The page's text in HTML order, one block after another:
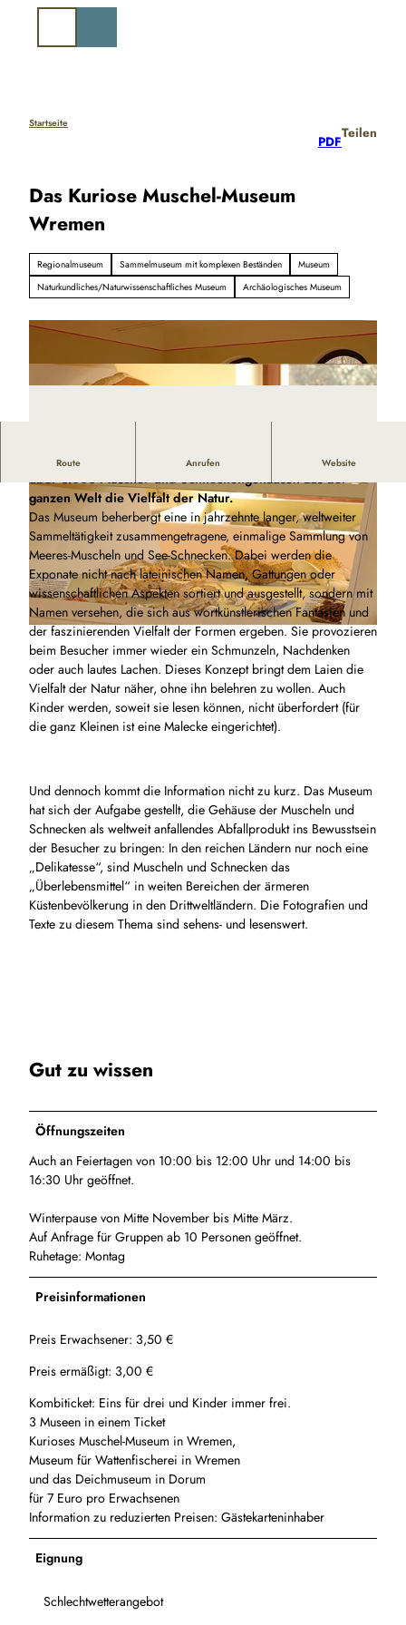
Startseite
PDF
Teilen
Das Kuriose Muschel-Museum
Wremen
Regionalmuseum Sammelmuseum mit komplexen Beständen
Museum
Naturkundliches/Naturwissenschaftliches Museum
Archäologisches Museum
© Mona Berstermann, Jan-Hinrik Dircksen
© Mona Berstermann, Jan-Hinrik Dircksen
Route Anrufen Website
Das Kuriose Muschel-Museum Wremen zeigt anhand von
über 3.000 Muschel- und Schneckengehäusen aus der
ganzen Welt die Vielfalt der Natur.
Das Museum beherbergt eine in jahrzehnte langer, weltweiter
Sammeltätigkeit zusammengetragene, einmalige Sammlung von
Meeres-Muscheln und See-Schnecken. Dabei werden die
Exponate nicht nach lateinischen Namen, Gattungen oder
wissenschaftlichen Aspekten sortiert und ausgestellt, sondern mit
Namen versehen, die sich aus wortkünstlerischen Fantasien und
der faszinierenden Vielfalt der Formen ergeben. Sie provozieren
beim Besucher immer wieder ein Schmunzeln, Nachdenken
oder auch lautes Lachen. Dieses Konzept bringt dem Laien die
Vielfalt der Natur näher, ohne ihn belehren zu wollen. Auch
Kinder werden, soweit sie lesen können, nicht überfordert (für
die ganz Kleinen ist eine Malecke eingerichtet).
Und dennoch kommt die Information nicht zu kurz. Das Museum
hat sich der Aufgabe gestellt, die Gehäuse der Muscheln und
Schnecken als weltweit anfallendes Abfallprodukt ins Bewusstsein
der Besucher zu bringen: In den reichen Ländern nur noch eine
„Delikatesse“, sind Muscheln und Schnecken das
„Überlebensmittel“ in weiten Bereichen der ärmeren
Küstenbevölkerung in den Drittweltländern. Die Fotografien und
Texte zu diesem Thema sind sehens- und lesenswert.
Gut zu wissen
Öffnungszeiten
Auch an Feiertagen von 10:00 bis 12:00 Uhr und 14:00 bis
16:30 Uhr geöffnet.
Winterpause von Mitte November bis Mitte März.
Auf Anfrage für Gruppen ab 10 Personen geöffnet.
Ruhetage: Montag
Preisinformationen
Preis Erwachsener: 3,50 €
Preis ermäßigt: 3,00 €
Kombiticket: Eins für drei und Kinder immer frei.
3 Museen in einem Ticket
Kurioses Muschel-Museum in Wremen,
Museum für Wattenfischerei in Wremen
und das Deichmuseum in Dorum
für 7 Euro pro Erwachsenen
Information zu reduzierten Preisen: Gästekarteninhaber
Eignung
Schlechtwetterangebot